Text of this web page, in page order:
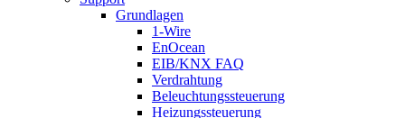
Grundlagen
1-Wire
EnOcean
EIB/KNX FAQ
Verdrahtung
Beleuchtungssteuerung
Heizungssteuerung